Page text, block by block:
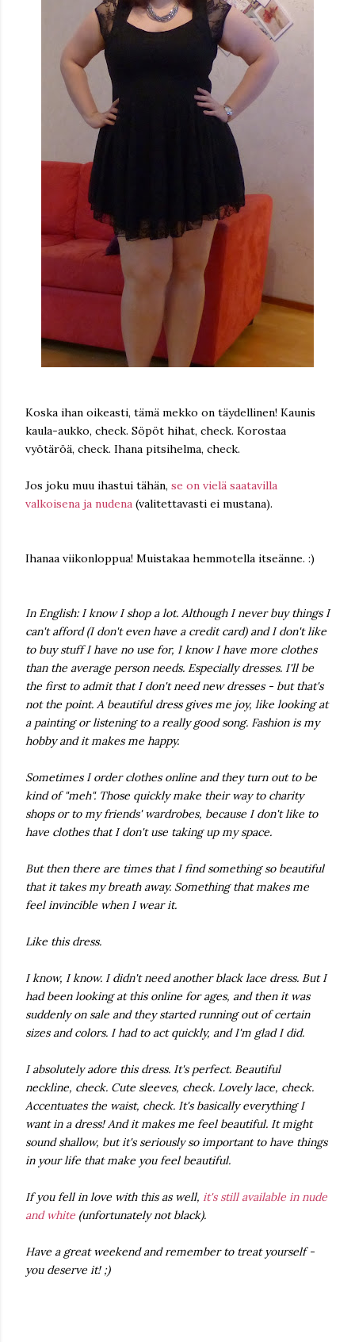
Koska ihan oikeasti, tämä mekko on täydellinen! Kaunis
kaula-aukko, check. Söpöt hihat, check. Korostaa
vyötäröä, check. Ihana pitsihelma, check.
Jos joku muu ihastui tähän, se on vielä saatavilla
valkoisena ja nudena (valitettavasti ei mustana).
Ihanaa viikonloppua! Muistakaa hemmotella itseänne. :)
In English: I know I shop a lot. Although I never buy things I
can't afford (I don't even have a credit card) and I don't like
to buy stuff I have no use for, I know I have more clothes
than the average person needs. Especially dresses. I'll be
the first to admit that I don't need new dresses - but that's
not the point. A beautiful dress gives me joy, like looking at
a painting or listening to a really good song. Fashion is my
hobby and it makes me happy.
Sometimes I order clothes online and they turn out to be
kind of "meh". Those quickly make their way to charity
shops or to my friends' wardrobes, because I don't like to
have clothes that I don't use taking up my space.
But then there are times that I find something so beautiful
that it takes my breath away. Something that makes me
feel invincible when I wear it.
Like this dress.
I know, I know. I didn't need another black lace dress. But I
had been looking at this online for ages, and then it was
suddenly on sale and they started running out of certain
sizes and colors. I had to act quickly, and I'm glad I did.
I absolutely adore this dress. It's perfect. Beautiful
neckline, check. Cute sleeves, check. Lovely lace, check.
Accentuates the waist, check. It's basically everything I
want in a dress! And it makes me feel beautiful. It might
sound shallow, but it's seriously so important to have things
in your life that make you feel beautiful.
If you fell in love with this as well, it's still available in nude
and white (unfortunately not black).
Have a great weekend and remember to treat yourself -
you deserve it! ;)